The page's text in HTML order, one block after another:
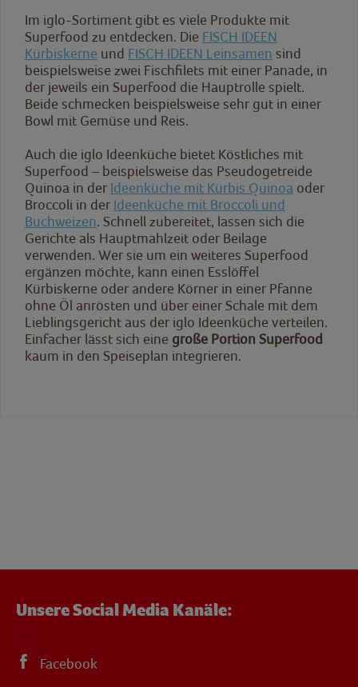
Im iglo-Sortiment gibt es viele Produkte mit
Superfood zu entdecken. Die FISCH IDEEN
Kürbiskerne und FISCH IDEEN Leinsamen sind
beispielsweise zwei Fischfilets mit einer Panade, in
der jeweils ein Superfood die Hauptrolle spielt.
Beide schmecken beispielsweise sehr gut in einer
Bowl mit Gemüse und Reis.
Auch die iglo Ideenküche bietet Köstliches mit
Superfood – beispielsweise das Pseudogetreide
Quinoa in der Ideenküche mit Kürbis Quinoa oder
Broccoli in der Ideenküche mit Broccoli und
Buchweizen. Schnell zubereitet, lassen sich die
Gerichte als Hauptmahlzeit oder Beilage
verwenden. Wer sie um ein weiteres Superfood
ergänzen möchte, kann einen Esslöffel
Kürbiskerne oder andere Körner in einer Pfanne
ohne Öl anrösten und über einer Schale mit dem
Lieblingsgericht aus der iglo Ideenküche verteilen.
Einfacher lässt sich eine große Portion Superfood
kaum in den Speiseplan integrieren.
Unsere Social Media Kanäle:
Facebook